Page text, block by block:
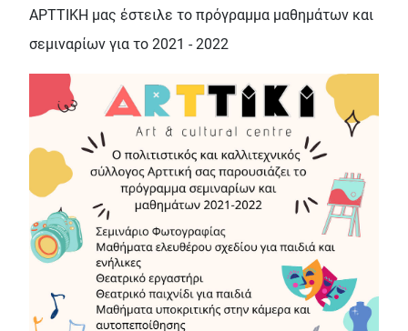
ΑΡΤΤΙΚΗ μας έστειλε το πρόγραμμα μαθημάτων και
σεμιναρίων για το 2021 - 2022